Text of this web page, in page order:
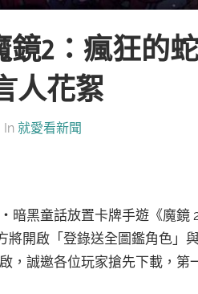
2：瘋狂的
人花絮
In 就愛看新聞
暗黑童話放置卡牌手遊《魔鏡
開啟「登錄送全圖鑑角色」
，誠邀各位玩家搶先下載，第